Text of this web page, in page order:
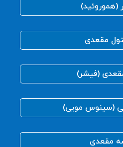
(هموروئید)
مقعدی
(فیشر)
(سینوس مویی)
مقعدی